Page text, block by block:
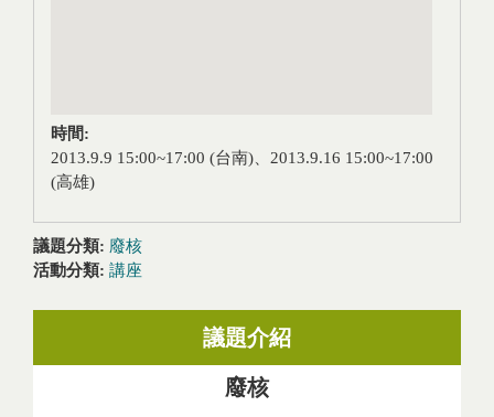
時間:
2013.9.9 15:00~17:00 (台南)、2013.9.16 15:00~17:00
(高雄)
議題分類: 廢核
活動分類: 講座
議題介紹
廢核